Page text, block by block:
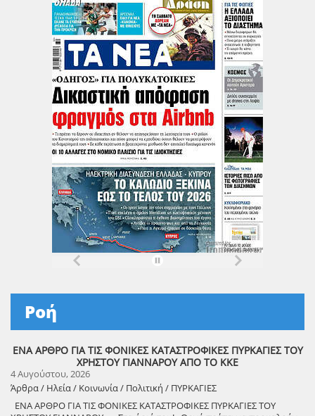
Ροή
ΕΝΑ ΑΡΘΡΟ ΓΙΑ ΤΙΣ ΦΟΝΙΚΕΣ ΚΑΤΑΣΤΡΟΦΙΚΕΣ ΠΥΡΚΑΓΙΕΣ ΤΟΥ
ΧΡΗΣΤΟΥ ΓΙΑΝΝΑΡΟΥ ΑΠΟ ΤΟ ΚΚΕ
4 Αυγούστου, 2026
Άρθρα / Ηλεία / Κοινωνία / Πολιτική / ΠΥΡΚΑΓΙΕΣ
ΕΝΑ ΑΡΘΡΟ ΓΙΑ ΤΙΣ ΦΟΝΙΚΕΣ ΚΑΤΑΣΤΡΟΦΙΚΕΣ ΠΥΡΚΑΓΙΕΣ ΤΟΥ